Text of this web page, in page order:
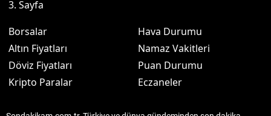
3. Sayfa
Borsalar
Altın Fiyatları
Döviz Fiyatları
Kripto Paralar
Hava Durumu
Namaz Vakitleri
Puan Durumu
Eczaneler